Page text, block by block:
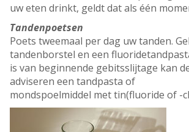
uw eten drinkt, geldt dat als één
Tandenpoetsen
Poets tweemaal per dag uw tanden.
tandenborstel en een
is van beginnende gebitsslijtage kan
adviseren een tandpasta of
mondspoelmiddel met tin(fluoride of -